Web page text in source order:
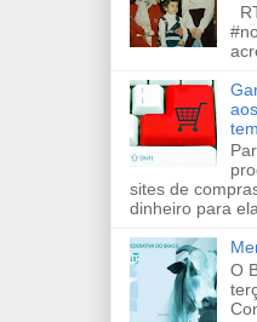
sites de
dinheiro para
O